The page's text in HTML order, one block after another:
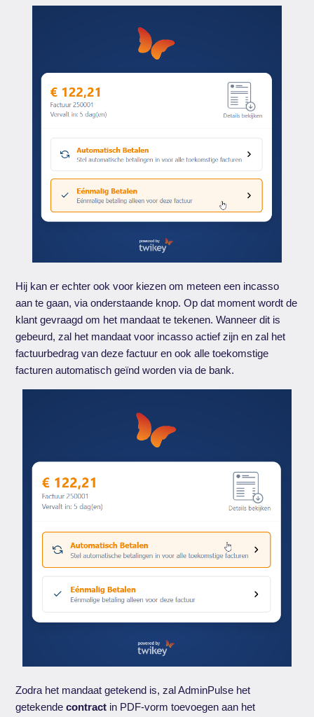
Hij kan er echter ook voor kiezen om meteen een incasso
aan te gaan, via onderstaande knop. Op dat moment wordt de
klant gevraagd om het mandaat te tekenen. Wanneer dit is
gebeurd, zal het mandaat voor incasso actief zijn en zal het
factuurbedrag van deze factuur en ook alle toekomstige
facturen automatisch geïnd worden via de bank.
Zodra het mandaat getekend is, zal AdminPulse het
getekendecontract in PDF-vorm toevoegen aan het